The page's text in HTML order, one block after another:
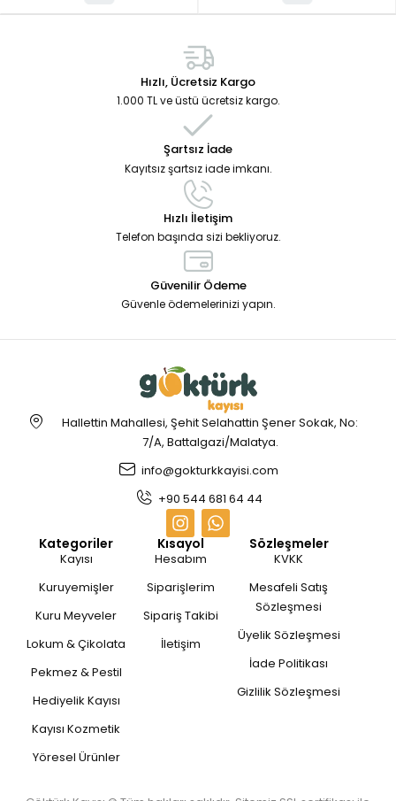
Hızlı, Ücretsiz Kargo
1.000 TL ve üstü ücretsiz kargo.
Şartsız İade
Kayıtsız şartsız iade imkanı.
Hızlı İletişim
Telefon başında sizi bekliyoruz.
Güvenilir Ödeme
Güvenle ödemelerinizi yapın.
Hallettin Mahallesi, Şehit Selahattin Şener Sokak, No:
7/A, Battalgazi/Malatya.
info@gokturkkayisi.com
+90 544 681 64 44
Kategoriler
Kayısı
Kuruyemişler
Kuru Meyveler
Lokum & Çikolata
Pekmez & Pestil
Hediyelik Kayısı
Kayısı Kozmetik
Yöresel Ürünler
Kısayol
Hesabım
Siparişlerim
Sipariş Takibi
İletişim
Sözleşmeler
KVKK
Mesafeli Satış
Sözleşmesi
Üyelik Sözleşmesi
İade Politikası
Gizlilik Sözleşmesi